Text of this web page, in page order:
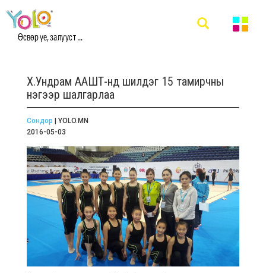
Өсвөр үе, залууст ...
Х.Ундрам ААШТ-нд шилдэг 15 тамирчны
нэгээр шалгарлаа
Сондор | YOLO.MN
2016-05-03